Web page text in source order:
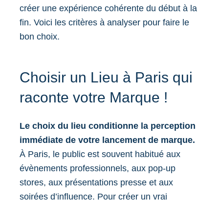
créer une expérience cohérente du début à la
fin. Voici les critères à analyser pour faire le
bon choix.
Choisir un Lieu à Paris qui
raconte votre Marque !
Le choix du lieu conditionne la perception
immédiate de votre lancement de marque.
À Paris, le public est souvent habitué aux
évènements professionnels, aux pop-up
stores, aux présentations presse et aux
soirées d’influence. Pour créer un vrai